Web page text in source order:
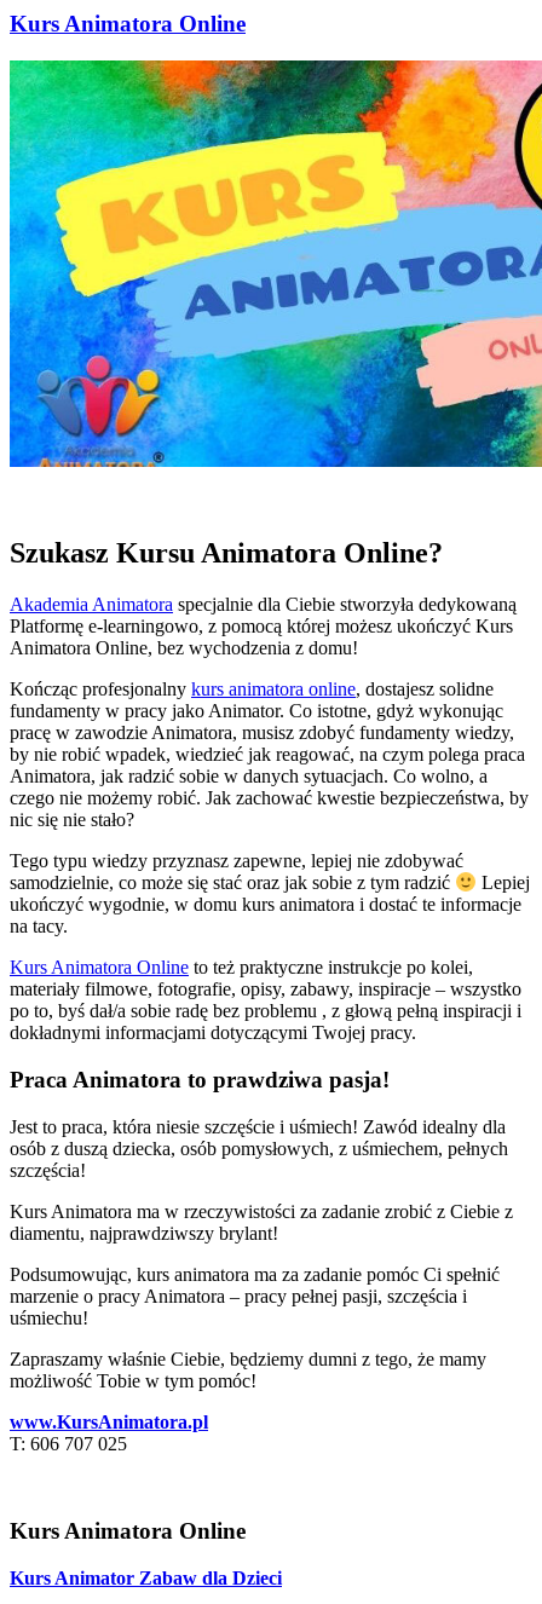
Kurs Animatora Online
Szukasz Kursu Animatora Online?
Akademia Animatora specjalnie dla Ciebie stworzyła dedykowaną
Platformę e-learningowo, z pomocą której możesz ukończyć Kurs
Animatora Online, bez wychodzenia z domu!
Kończąc profesjonalny kurs animatora online, dostajesz solidne
fundamenty w pracy jako Animator. Co istotne, gdyż wykonując
pracę w zawodzie Animatora, musisz zdobyć fundamenty wiedzy,
by nie robić wpadek, wiedzieć jak reagować, na czym polega praca
Animatora, jak radzić sobie w danych sytuacjach. Co wolno, a
czego nie możemy robić. Jak zachować kwestie bezpieczeństwa, by
nic się nie stało?
Tego typu wiedzy przyznasz zapewne, lepiej nie zdobywać
samodzielnie, co może się stać oraz jak sobie z tym radzić
Lepiej
ukończyć wygodnie, w domu kurs animatora i dostać te informacje
na tacy.
Kurs Animatora Online to też praktyczne instrukcje po kolei,
materiały filmowe, fotografie, opisy, zabawy, inspiracje – wszystko
po to, byś dał/a sobie radę bez problemu , z głową pełną inspiracji i
dokładnymi informacjami dotyczącymi Twojej pracy.
Praca Animatora to prawdziwa pasja!
Jest to praca, która niesie szczęście i uśmiech! Zawód idealny dla
osób z duszą dziecka, osób pomysłowych, z uśmiechem, pełnych
szczęścia!
Kurs Animatora ma w rzeczywistości za zadanie zrobić z Ciebie z
diamentu, najprawdziwszy brylant!
Podsumowując, kurs animatora ma za zadanie pomóc Ci spełnić
marzenie o pracy Animatora – pracy pełnej pasji, szczęścia i
uśmiechu!
Zapraszamy właśnie Ciebie, będziemy dumni z tego, że mamy
możliwość Tobie w tym pomóc!
www.KursAnimatora.pl
T: 606 707 025
Kurs Animatora Online
Kurs Animator Zabaw dla Dzieci